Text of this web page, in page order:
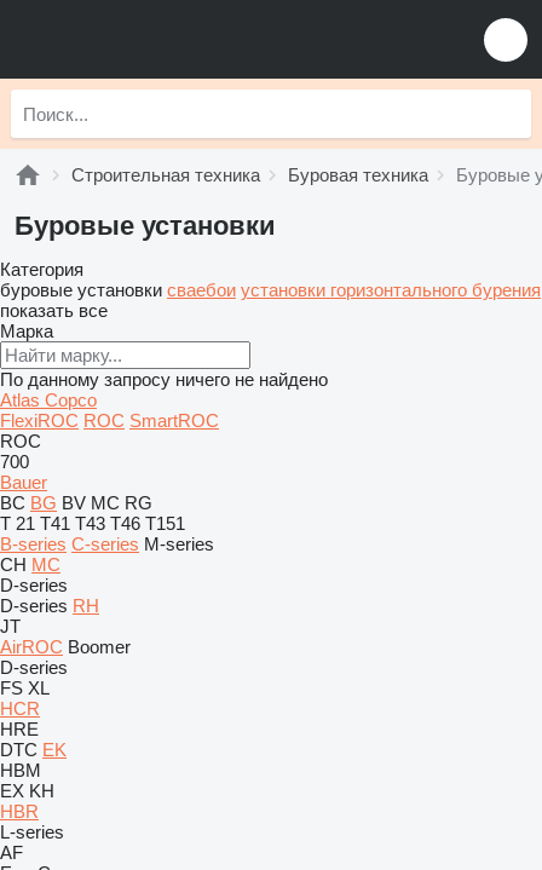
Строительная техника Буровая техника Буровые
Буровые установки
Категория
буровые установки сваебои установки горизонтального бурения
показать все
Марка
По данному запросу ничего не найдено
Atlas Copco
FlexiROC ROC SmartROC
ROC
700
Bauer
BC BG BV MC RG
T 21 T41 T43 T46 T151
B-series C-series M-series
CH MC
D-series
D-series RH
JT
AirROC Boomer
D-series
FS XL
HCR
HRE
DTC EK
HBM
EX KH
HBR
L-series
AF